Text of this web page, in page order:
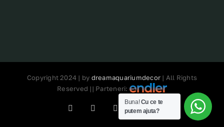
Copyright 2024 | by dreamaquariumdecor | All Rights
Reserved || Parteneri:
FacebookInstagram
Phone
E-
mail:
Tiktok
Buna!Cu ce te
putem ajuta?